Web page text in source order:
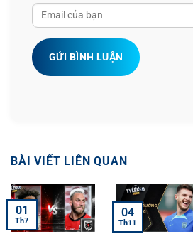
GỬI BÌNH LUẬN
BÀI VIẾT LIÊN QUAN
01
Th7
04
Th11